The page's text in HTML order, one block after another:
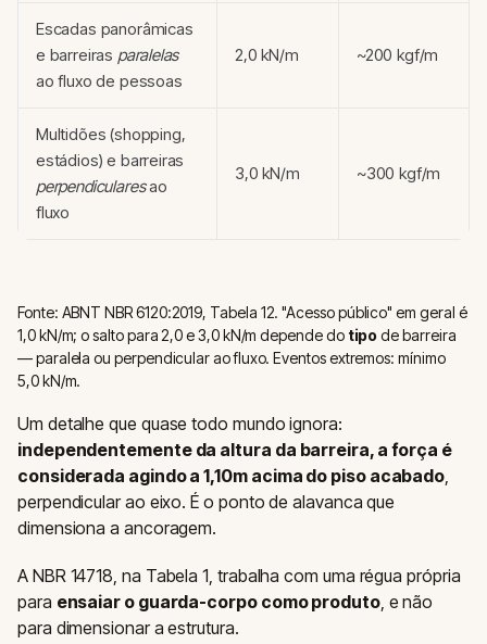
Escadas panorâmicas
e barreiras paralelas
ao fluxo de pessoas
2,0 kN/m ~200 kgf/m
Multidões (shopping,
estádios) e barreiras
perpendicularesao
fluxo
3,0 kN/m ~300 kgf/m
Fonte: ABNT NBR 6120:2019, Tabela 12. "Acesso público" em geral é
1,0 kN/m; o salto para 2,0 e 3,0 kN/m depende do tipo de barreira
— paralela ou perpendicular ao fluxo. Eventos extremos: mínimo
5,0 kN/m.
Um detalhe que quase todo mundo ignora:
independentemente da altura da barreira, a força é
considerada agindo a 1,10m acima do piso acabado,
perpendicular ao eixo. É o ponto de alavanca que
dimensiona a ancoragem.
A NBR 14718, na Tabela 1, trabalha com uma régua própria
para ensaiar o guarda-corpo como produto, e não
para dimensionar a estrutura.